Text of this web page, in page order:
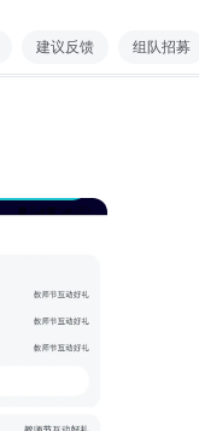
建议反馈 组队招募